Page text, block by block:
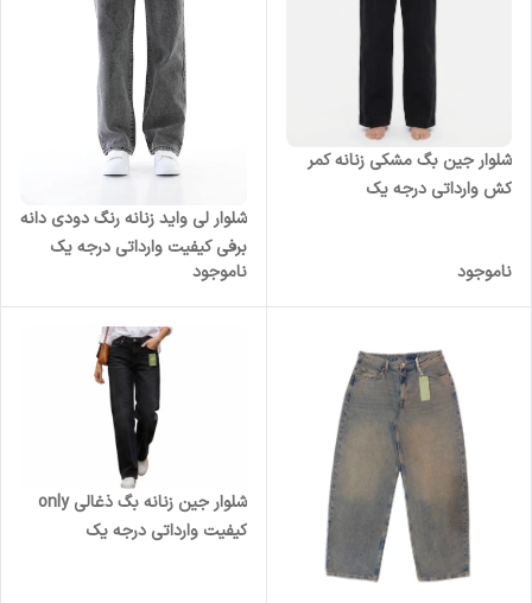
شلوار جین بگ مشکی زنانه کمر
کش وارداتی درجه یک
ناموجود
شلوار لی واید زنانه رنگ دودی دانه
برفی کیفیت وارداتی درجه یک
ناموجود
شلوار جین زنانه بگ ذغالی only
کیفیت وارداتی درجه یک